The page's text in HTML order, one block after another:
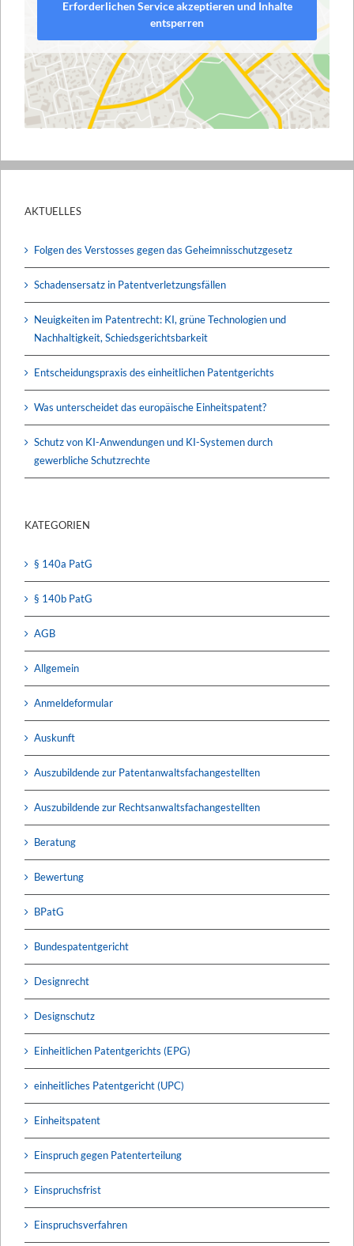
Erforderlichen Service akzeptieren und Inhalte
entsperren
AKTUELLES
Folgen des Verstosses gegen das Geheimnisschutzgesetz
Schadensersatz in Patentverletzungsfällen
Neuigkeiten im Patentrecht: KI, grüne Technologien und
Nachhaltigkeit, Schiedsgerichtsbarkeit
Entscheidungspraxis des einheitlichen Patentgerichts
Was unterscheidet das europäische Einheitspatent?
Schutz von KI-Anwendungen und KI-Systemen durch
gewerbliche Schutzrechte
KATEGORIEN
§ 140a PatG
§ 140b PatG
AGB
Allgemein
Anmeldeformular
Auskunft
Auszubildende zur Patentanwaltsfachangestellten
Auszubildende zur Rechtsanwaltsfachangestellten
Beratung
Bewertung
BPatG
Bundespatentgericht
Designrecht
Designschutz
Einheitlichen Patentgerichts (EPG)
einheitliches Patentgericht (UPC)
Einheitspatent
Einspruch gegen Patenterteilung
Einspruchsfrist
Einspruchsverfahren